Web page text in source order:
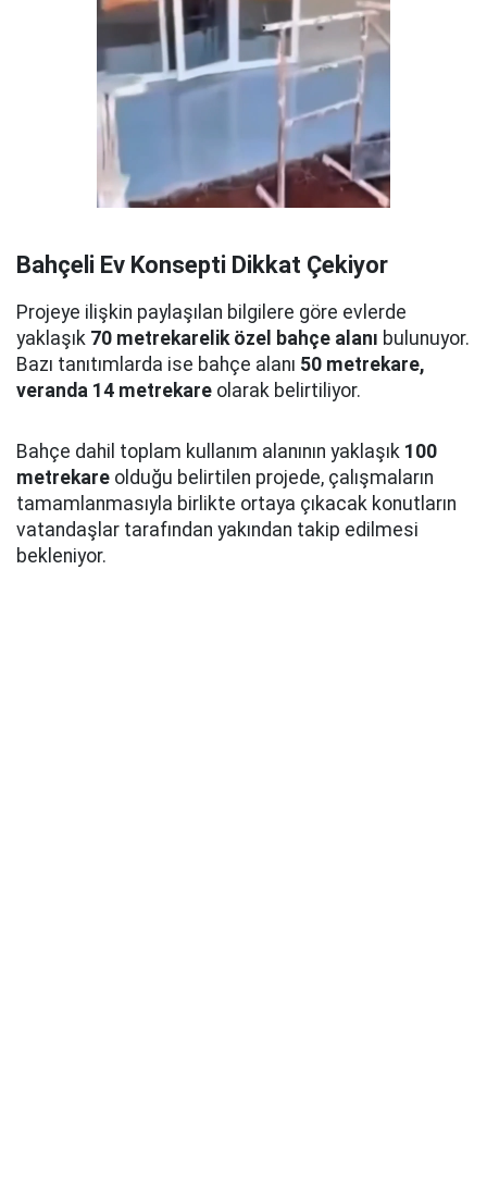
Bahçeli Ev Konsepti Dikkat Çekiyor
Projeye ilişkin paylaşılan bilgilere göre evlerde
yaklaşık 70 metrekarelik özel bahçe alanı bulunuyor.
Bazı tanıtımlarda ise bahçe alanı 50 metrekare,
veranda 14 metrekare olarak belirtiliyor.
Bahçe dahil toplam kullanım alanının yaklaşık 100
metrekare olduğu belirtilen projede, çalışmaların
tamamlanmasıyla birlikte ortaya çıkacak konutların
vatandaşlar tarafından yakından takip edilmesi
bekleniyor.